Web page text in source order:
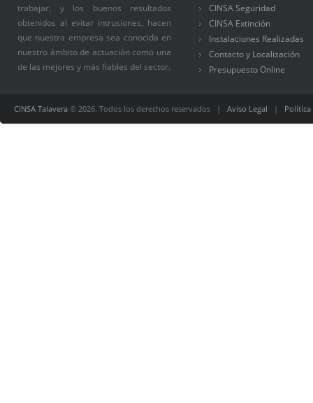
trabajar, y los buenos resultados
obtenidos al evitar intrusiones, hacen
que nuestra empresa sea conocida en
nuestro ámbito de actuación como una
de las mejores y más fiables del sector.
CINSA Seguridad
CINSA Extinción
Instalaciones Realizadas
Contacto y Localización
Presupuesto Online
CINSA Talavera © 2026. Todos los derechos reservados | Aviso Legal | Política